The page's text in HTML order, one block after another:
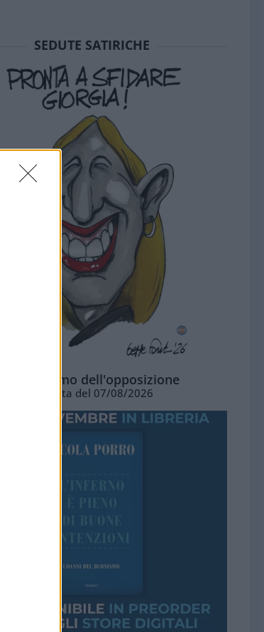
SEDUTE SATIRICHE
L'ottimismo dell'opposizione
Vignetta del 07/08/2026